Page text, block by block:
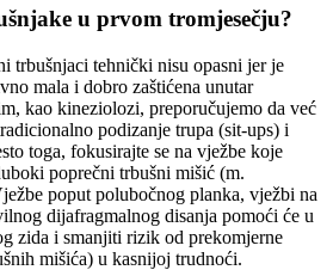
u prvom tromjesečju?
trbušnjaci tehnički nisu opasni jer je
mala i dobro zaštićena unutar
kao kineziolozi, preporučujemo da već
podizanje trupa (sit-ups) i
toga, fokusirajte se na vježbe koje
poprečni trbušni mišić (m.
poput polubočnog planka, vježbi na
dijafragmalnog disanja pomoći će u
zida i smanjiti rizik od prekomjerne
mišića) u kasnijoj trudnoći.